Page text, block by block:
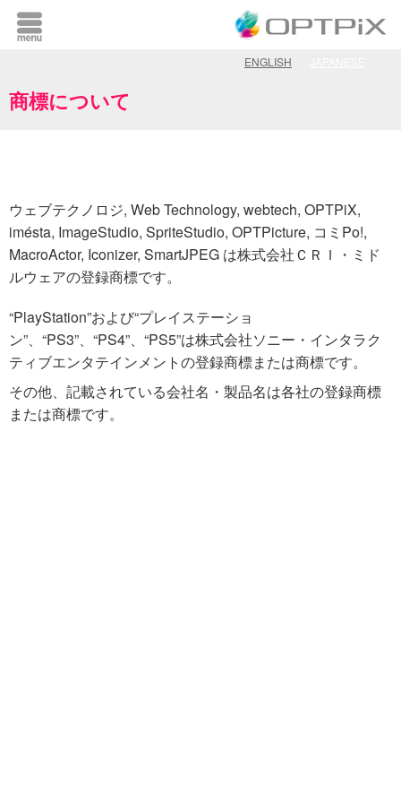
ENGLISH
商標について
ウェブテクノロジ, Web Technology, webtech, OPTPiX,
imésta, ImageStudio, SpriteStudio, OPTPicture, コミPo!,
MacroActor, Iconizer, SmartJPEG は株式会社ＣＲＩ・ミド
ルウェアの登録商標です。
“PlayStation”および“プレイステーショ
ン”、“PS3”、“PS4”、“PS5”は株式会社ソニー・インタラク
ティブエンタテインメントの登録商標または商標です。
その他、記載されている会社名・製品名は各社の登録商標
または商標です。